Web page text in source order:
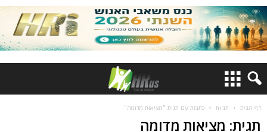
דף הבית תגיות כתבות עם תגית "מציאות מדומה"
תגית: מציאות מדומה